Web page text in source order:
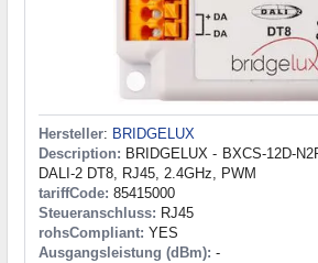
Hersteller: BRIDGELUX
Description: BRIDGELUX - BXCS-12D-
DALI-2 DT8, RJ45, 2.4GHz, PWM
tariffCode: 85415000
Steueranschluss: RJ45
rohsCompliant: YES
Ausgangsleistung (dBm): -